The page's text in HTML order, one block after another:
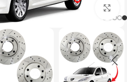
بزرگنمایی تصویر